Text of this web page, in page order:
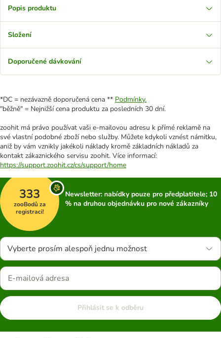
Popis produktu
Složení
Doporučené dávkování
*DC = nezávazně doporučená cena ** Podmínky.
"běžně" = Nejnižší cena produktu za posledních 30 dní.
zoohit má právo používat vaši e-mailovou adresu k přímé reklamě na
své vlastní podobné zboží nebo služby. Můžete kdykoli vznést námitku,
aniž by vám vznikly jakékoli náklady kromě základních nákladů za
kontakt zákaznického servisu zoohit. Více informací:
https://support.zoohit.cz/cs/support/home
333
zooBodů za
registraci!
Newsletter: nabídky pouze pro předplatitele; 10
% na druhou objednávku pro nové zákazníky
Vyberte prosím alespoň jednu možnost
Přihlásit se k odběru